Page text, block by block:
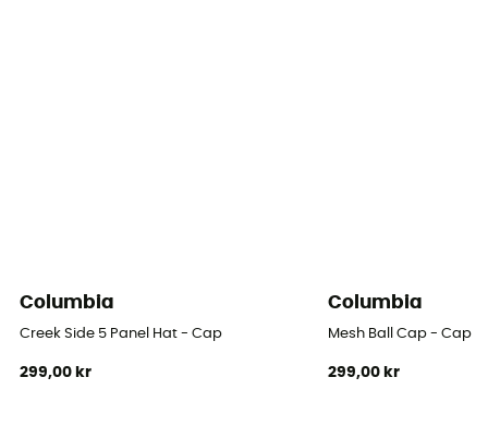
Columbia
Creek Side 5 Panel Hat - Cap
299,00 kr
Columbia
Mesh Ball Cap - Cap
299,00 kr